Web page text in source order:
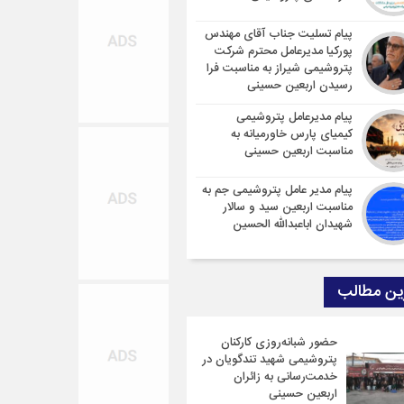
پیام تسلیت جناب آقای مهندس
پوركیا مدیرعامل محترم شركت
پتروشیمی شیراز به مناسبت فرا
رسیدن اربعین حسینی
پیام مدیرعامل پتروشیمی
کیمیای پارس خاورمیانه به
مناسبت اربعین حسینی
پیام مدیر عامل پتروشیمی جم به
مناسبت اربعین سید و سالار
شهیدان اباعبدالله الحسین
مطالب
حضور شبانه‌روزی کارکنان
پتروشیمی شهید تندگویان در
خدمت‌رسانی به زائران
اربعین حسینی